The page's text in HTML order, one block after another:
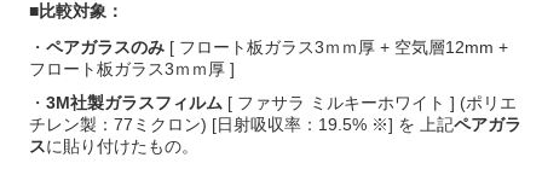
■比較対象：
・ ペアガラスのみ [ フロート板ガラス3ｍｍ厚 + 空気層12mm +
フロート板ガラス3ｍｍ厚 ]
・ 3M社製ガラスフィルム [ ファサラ ミルキーホワイト ] (ポリエ
チレン製：77ミクロン) [日射吸収率：19.5% ※] を 上記ペアガラ
スに貼り付けたもの。